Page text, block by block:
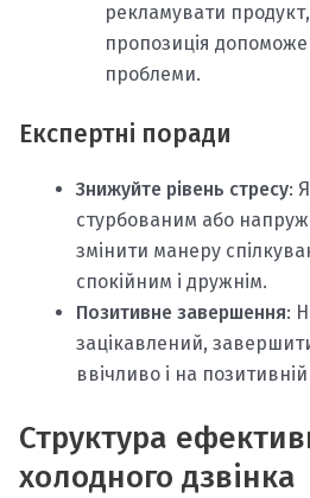
рекламувати
пропозиція допоможе
проблеми.
Експертні поради
Знижуйте рівень стресу:
стурбованим або
змінити манеру
спокійним і дружнім.
Позитивне завершення:
зацікавлений,
ввічливо і на позитивній
Структура
холодного дзвінка